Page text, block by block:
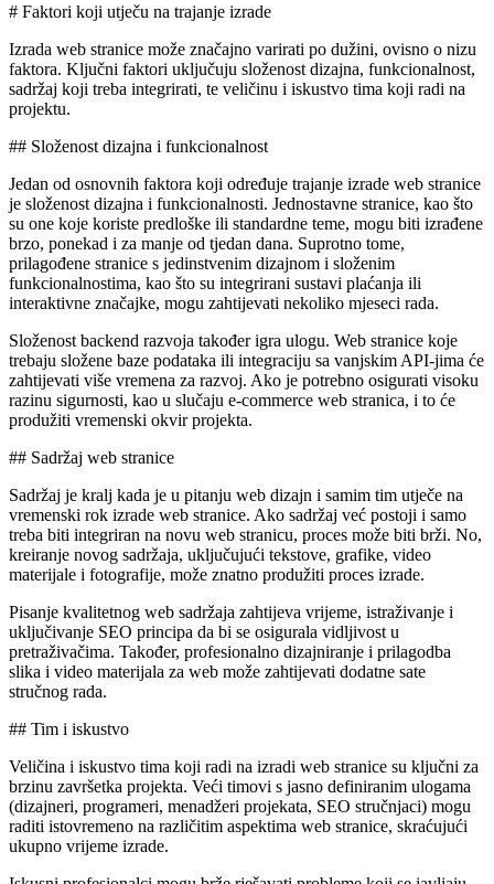
# Faktori koji utječu na trajanje izrade
Izrada web stranice može značajno varirati po dužini, ovisno o nizu
faktora. Ključni faktori uključuju složenost dizajna, funkcionalnost,
sadržaj koji treba integrirati, te veličinu i iskustvo tima koji radi na
projektu.
## Složenost dizajna i funkcionalnost
Jedan od osnovnih faktora koji određuje trajanje izrade web stranice
je složenost dizajna i funkcionalnosti. Jednostavne stranice, kao što
su one koje koriste predloške ili standardne teme, mogu biti izrađene
brzo, ponekad i za manje od tjedan dana. Suprotno tome,
prilagođene stranice s jedinstvenim dizajnom i složenim
funkcionalnostima, kao što su integrirani sustavi plaćanja ili
interaktivne značajke, mogu zahtijevati nekoliko mjeseci rada.
Složenost backend razvoja također igra ulogu. Web stranice koje
trebaju složene baze podataka ili integraciju sa vanjskim API-jima će
zahtijevati više vremena za razvoj. Ako je potrebno osigurati visoku
razinu sigurnosti, kao u slučaju e-commerce web stranica, i to će
produžiti vremenski okvir projekta.
## Sadržaj web stranice
Sadržaj je kralj kada je u pitanju web dizajn i samim tim utječe na
vremenski rok izrade web stranice. Ako sadržaj već postoji i samo
treba biti integriran na novu web stranicu, proces može biti brži. No,
kreiranje novog sadržaja, uključujući tekstove, grafike, video
materijale i fotografije, može znatno produžiti proces izrade.
Pisanje kvalitetnog web sadržaja zahtijeva vrijeme, istraživanje i
uključivanje SEO principa da bi se osigurala vidljivost u
pretraživačima. Također, profesionalno dizajniranje i prilagodba
slika i video materijala za web može zahtijevati dodatne sate
stručnog rada.
## Tim i iskustvo
Veličina i iskustvo tima koji radi na izradi web stranice su ključni za
brzinu završetka projekta. Veći timovi s jasno definiranim ulogama
(dizajneri, programeri, menadžeri projekata, SEO stručnjaci) mogu
raditi istovremeno na različitim aspektima web stranice, skraćujući
ukupno vrijeme izrade.